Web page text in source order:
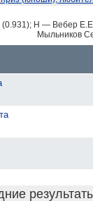
H — Вебер
Мыльников